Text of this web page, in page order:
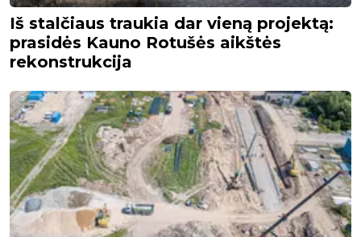
Iš stalčiaus traukia dar vieną projektą:
prasidės Kauno Rotušės aikštės
rekonstrukcija